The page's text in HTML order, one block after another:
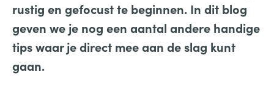
rustig en gefocust te beginnen. In dit blog
geven we je nog een aantal andere handige
tips waar je direct mee aan de slag kunt
gaan.